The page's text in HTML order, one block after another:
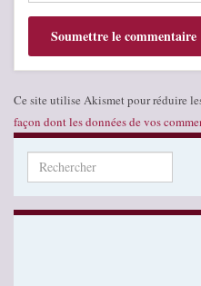
Ce site utilise Akismet pour réduire
façon dont les données de vos
Search for: